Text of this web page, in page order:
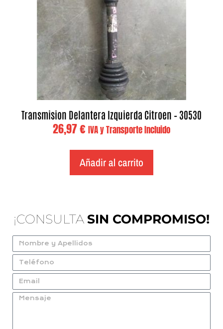
Transmision Delantera Izquierda Citroen – 30530
26,97€ IVA y Transporte Incluido
Añadir al carrito
¡CONSULTA SIN COMPROMISO!